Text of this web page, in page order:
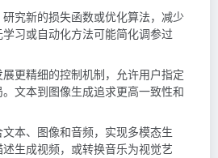
研究新的损失函数或优化算法，减少
习或自动化方法可能简化调参过
展更精细的控制机制，允许用户指定
文本到图像生成追求更高一致性和
文本、图像和音频，实现多模态生
生成视频，或转换音乐为视觉艺